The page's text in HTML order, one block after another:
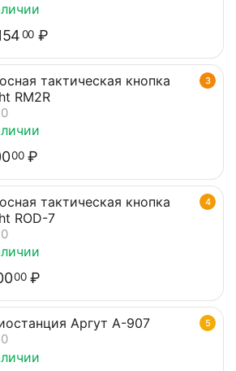
00 ₽
3
тактическая кнопка
RM2R
00 ₽
4
тактическая кнопка
ROD-7
00 ₽
5
Аргут А-907